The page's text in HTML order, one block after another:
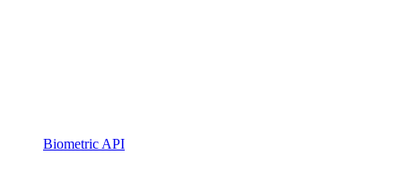
Biometric API